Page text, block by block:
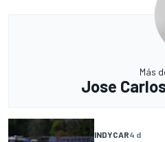
Más
Jose
INDYCAR4 d